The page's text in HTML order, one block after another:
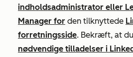
indholdsadministrator eller
Manager for den tilknyttede
forretningsside. Bekræft, at
nødvendige tilladelser i